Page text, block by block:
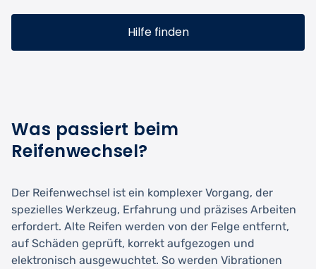
Hilfe finden
Was passiert beim
Reifenwechsel?
Der Reifenwechsel ist ein komplexer Vorgang, der
spezielles Werkzeug, Erfahrung und präzises Arbeiten
erfordert. Alte Reifen werden von der Felge entfernt,
auf Schäden geprüft, korrekt aufgezogen und
elektronisch ausgewuchtet. So werden Vibrationen